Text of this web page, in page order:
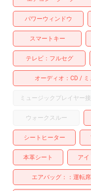
パワーウィンドウ
スマートキー
テレビ フルセグ
オーディオ CD
ミュージックプレイヤー
ウォークスルー
シートヒーター
本革シート ア
エアバッグ： 運転席